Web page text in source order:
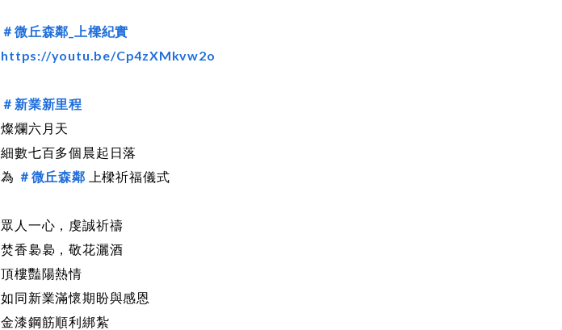
＃微丘森鄰_上樑紀實
https://youtu.be/Cp4zXMkvw2o
＃新業新里程
燦爛六月天
細數七百多個晨起日落
為 ＃微丘森鄰 上樑祈福儀式
眾人一心，虔誠祈禱
焚香裊裊，敬花灑酒
頂樓豔陽熱情
如同新業滿懷期盼與感恩
金漆鋼筋順利綁紮